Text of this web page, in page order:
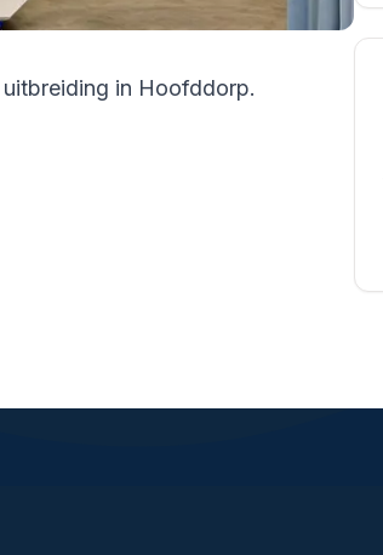
in Hoofddorp.